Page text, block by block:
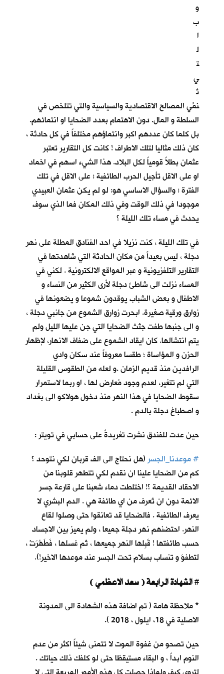
و
ب
ا
ل
ت
ي
تُ
نمِّي المصالح الاقتصادية والسياسية والتي تتلخص في
السلطة و المال. دون الاهتمام بعدد الضحايا او انتمائهم.
بل كلما كان عددهم اكبر وانتماؤهم مختلفاً في كل حادثة ،
كان ذلك مثاليا لتلك الاطراف ! كانت كل التقارير تعتبر
عثمان بطلاً قومياً لكل البلاد. هذا الشيء اسهم في اخماد
او على الاقل تأجيل الحرب الطائفية ؛ على الاقل في تلك
الفترة ؛ والسؤال الاساسي هو: لو لم يكن عثمان العبيدي
موجودا في ذلك الوقت وفي ذلك المكان فما الذي سوف
يحدث في مساء تلك الليلة ؟
في تلك الليلة ، كنت نزيلا في احد الفنادق المطلة على نهر
دجلة ، ليس بعيداً من مكان الحادثة التي شاهدتها في
التقارير التلفزيونية و عبر المواقع الالكترونية . لكني في
المساء نزلت الى شاطئ دجلة لأرى الكثير من النساء و
الاطفال و بعض الشباب يوقدون شموعا و يضعونها في
زوارق ورقية صغيرة. ابحرت زوارق الشموع من جانبي دجلة ،
و الى جنبها طفت جثث الضحايا التي جن عليها الليل ولم
يتم انتشالها. كان ايقاد الشموع على ضفاف الانهار، لإظهار
الحزن و المؤاساة ؛ طقسا معروفاً عند سكان وادي
الرافدين منذ قديم الزمان .و لعله من الطقوس القليلة
التي لم تتغير، لعدم وجود مُعارض لها ، او ربما لاستمرار
سقوط الضحايا في هذا النهر منذ دخول هولاكو الى بغداد
و اصطباغ دجلة بالدم .
حين عدت للفندق نشرت تغريدةً على حسابي في تويتر :
#موعدنا_الجسر(هل نحتاج الى الف قربان لكي نتوحد ؟
كم من الضحايا علينا ان نقدم لكي تتطهر قلوبنا من
الاحقاد القديمة ؟! اختلطت دماء شعبنا على قارعة جسر
الائمة دون ان تُعرف من اي طائفة هي . الدم البشري لا
يعرف الطائفية . فالضحايا قد تعانقوا حتى وصلوا لقاع
النهر. احتضنهم نهر دجلة جميعا ، ولم يميز بين الاجساد
حسب طائفتها ! قَبِلها النهر جميعها ، ثم غسلها ، فَطَهُرَتْ ،
لتطفوَ و تنساب بسلام تحت الجسر عند موعدها الاخير!).
#
* ملاحظة هامة ( تم اضافة هذه الشهادة الى المدونة
الاصلية في 18، ايلول ، 2018 ).
حين تصحو من غفوة الموت لا تتمنى شيئاً اكثر من عدم
النوم ابداً ، و البقاء مستيقظا حتى لو كلفك ذلك حياتك .